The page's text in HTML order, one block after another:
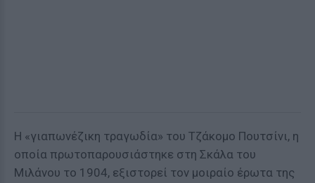
Η «γιαπωνέζικη τραγωδία» του Τζάκομο Πουτσίνι, η
οποία πρωτοπαρουσιάστηκε στη Σκάλα του
Μιλάνου το 1904, εξιστορεί τον μοιραίο έρωτα της